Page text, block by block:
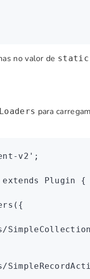
no valor de static
para
v2' ;
extends Plugin {
({